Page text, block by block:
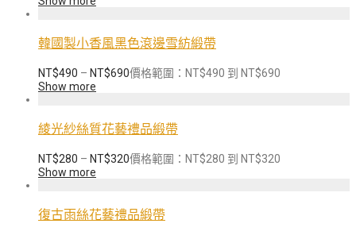
韓國製小香風黑色滾邊雪紡緞帶
NT$490 – NT$690價格範圍：NT$490 到 NT$690
Show more
綾光紗絲質花藝禮品緞帶
NT$280 – NT$320價格範圍：NT$280 到 NT$320
Show more
復古雨絲花藝禮品緞帶